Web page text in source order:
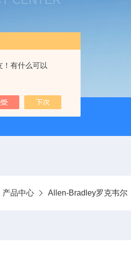
！有什么可以
产品中心 Allen-Bradley罗克韦尔